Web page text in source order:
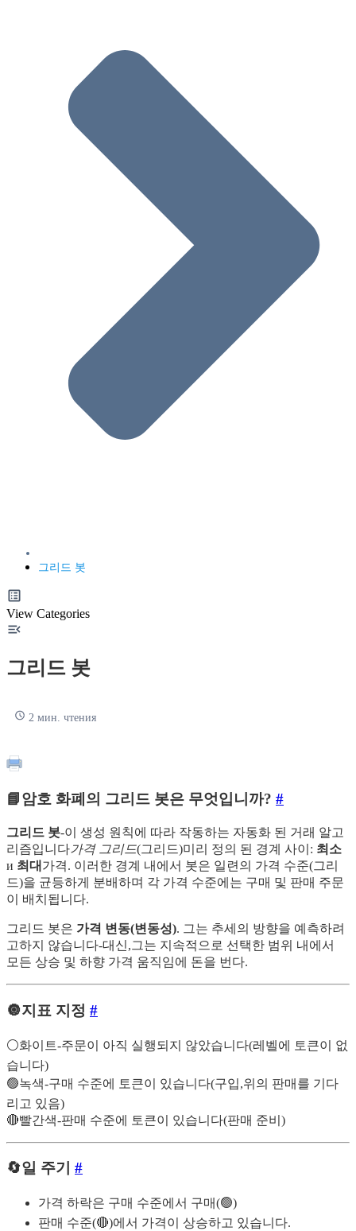
그리드 봇
View Categories
그리드 봇
2 мин. чтения
📘암호 화폐의 그리드 봇은 무엇입니까? #
그리드 봇-이 생성 원칙에 따라 작동하는 자동화 된 거래 알고
리즘입니다가격 그리드(그리드)미리 정의 된 경계 사이: 최소
и 최대 가격. 이러한 경계 내에서 봇은 일련의 가격 수준(그리
드)을 균등하게 분배하며 각 가격 수준에는 구매 및 판매 주문
이 배치됩니다.
그리드 봇은 가격 변동(변동성). 그는 추세의 방향을 예측하려
고하지 않습니다-대신,그는 지속적으로 선택한 범위 내에서
모든 상승 및 하향 가격 움직임에 돈을 번다.
🔘지표 지정 #
⚪️화이트-주문이 아직 실행되지 않았습니다(레벨에 토큰이 없
습니다)
🟢녹색-구매 수준에 토큰이 있습니다(구입,위의 판매를 기다
리고 있음)
🔴빨간색-판매 수준에 토큰이 있습니다(판매 준비)
🔄일 주기 #
가격 하락은 구매 수준에서 구매(🟢)
판매 수준(🔴)에서 가격이 상승하고 있습니다.